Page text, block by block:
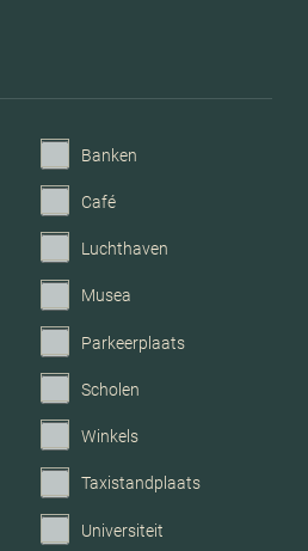
2010
Mechanische ventilatie, tv
kabel, dakraam, glasvezel
natuurlijke ventilatie
Banken
Café
Luchthaven
Musea
Parkeerplaats
Scholen
Winkels
Taxistandplaats
Universiteit